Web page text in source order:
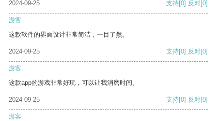
2024-09-25
支持[0] 反对[0]
游客
这款软件的界面设计非常简洁，一目了然。
2024-09-25 支持[0] 反对[0]
游客
这款app的游戏非常好玩，可以让我消磨时间。
2024-09-25 支持[0] 反对[0]
游客